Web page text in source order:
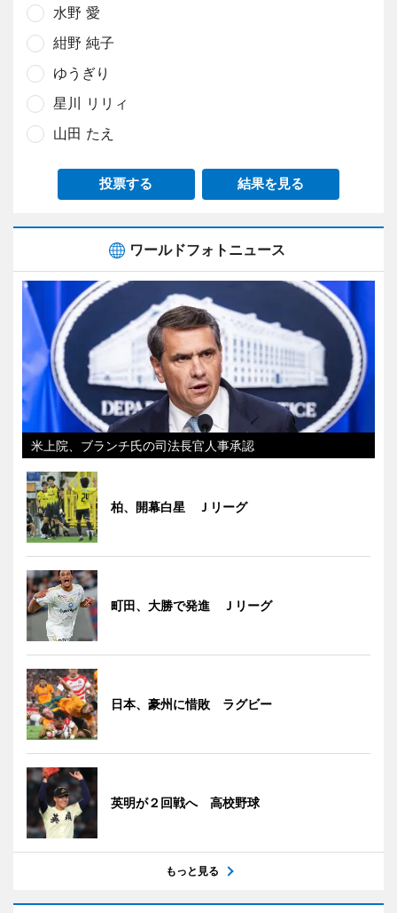
水野 愛
紺野 純子
ゆうぎり
星川 リリィ
山田 たえ
投票する 結果を見る
ワールドフォトニュース
米上院、ブランチ氏の司法長官人事承認
柏、開幕白星 Ｊリーグ
町田、大勝で発進 Ｊリーグ
日本、豪州に惜敗 ラグビー
英明が２回戦へ 高校野球
もっと見る